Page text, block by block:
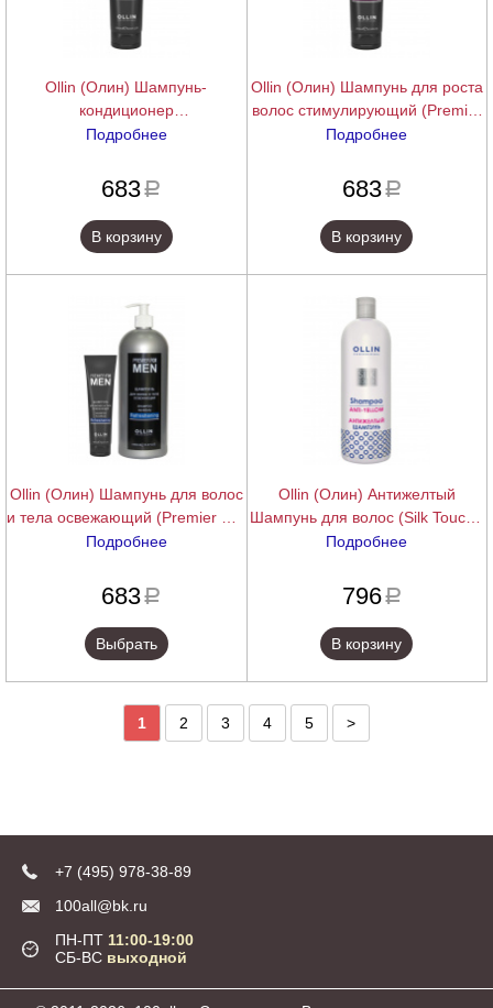
Ollin (Олин) Шампунь-
кондиционер
восстанавливающий (Premier
Restoring), 250 мл.
Подробнее
683a
В корзину
Ollin (Олин) Шампунь для роста
волос стимулирующий (Premier
For Men Shampoo Hair Growth
Подробнее
683a
В корзину
Ollin (Олин) Шампунь для волос
и тела освежающий (Premier For
Men Shampoo Hair&Body
Подробнее
683a
Выбрать
Ollin (Олин) Антижелтый
Шампунь для волос (Silk Touch),
500 мл.
Подробнее
796a
В корзину
1 2 3 4 5 >
+7 (495) 978-38-89
100all@bk.ru
ПН-ПТ 11:00-19:00
СБ-ВС выходной